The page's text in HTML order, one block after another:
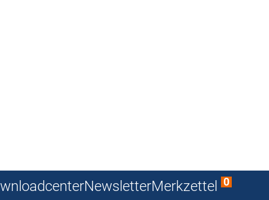
NewsletterMerkzettel 0